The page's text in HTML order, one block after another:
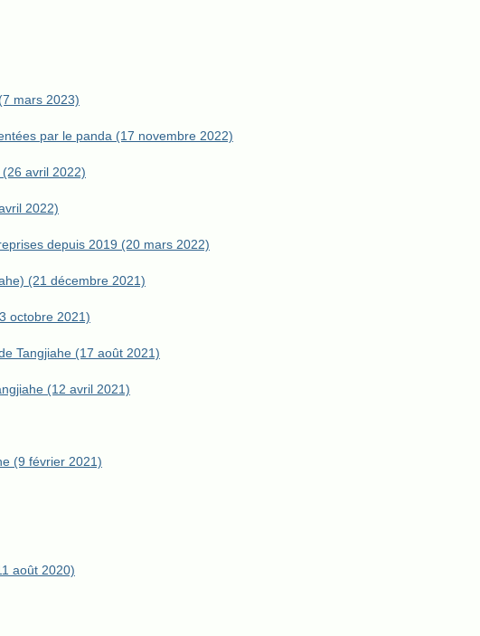
mars 2023)
par le panda (17 novembre 2022)
avril 2022)
2022)
depuis 2019 (20 mars 2022)
(21 décembre 2021)
octobre 2021)
Tangjiahe (17 août 2021)
(12 avril 2021)
(9 février 2021)
août 2020)